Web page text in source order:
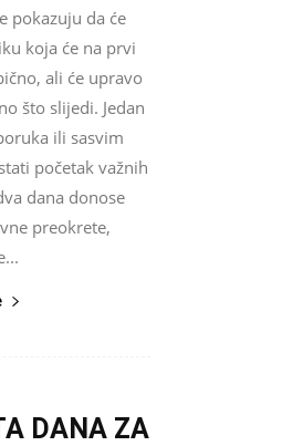
pokazuju da će
koja će na prvi
ali će upravo
što slijedi. Jedan
ili sasvim
početak važnih
dana donose
preokrete,
DANA ZA